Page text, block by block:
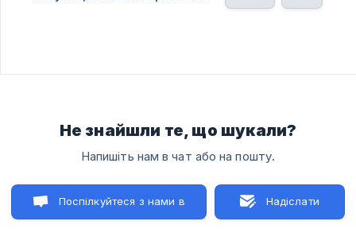
Не знайшли те, що шукали?
Напишіть нам в чат або на пошту.
Поспілкуйтеся з нами в Надіслати